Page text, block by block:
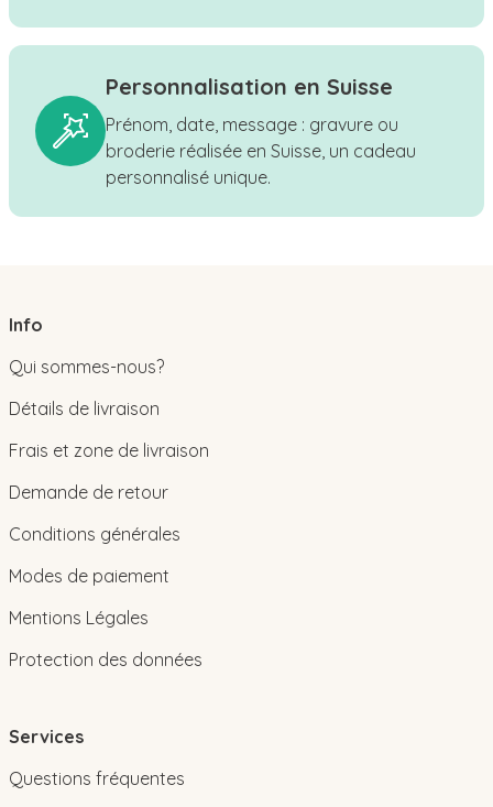
Personnalisation en Suisse
Prénom, date, message : gravure ou
broderie réalisée en Suisse, un cadeau
personnalisé unique.
Info
Qui sommes-nous?
Détails de livraison
Frais et zone de livraison
Demande de retour
Conditions générales
Modes de paiement
Mentions Légales
Protection des données
Services
Questions fréquentes